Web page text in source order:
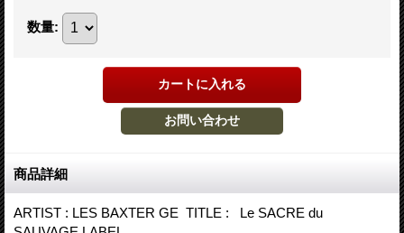
数量:
商品詳細
ARTIST : LES BAXTER GE TITLE : Le SACRE du